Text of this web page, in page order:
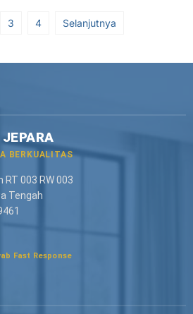
3 4 Selanjutnya
BERKUALITAS
RT 003 RW 003
Tengah
Fast Response